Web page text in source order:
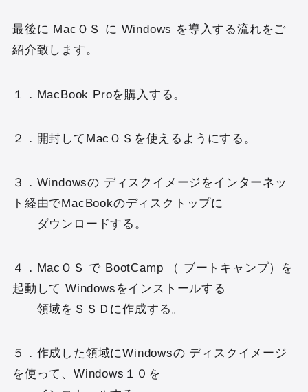
最後に MacＯＳ に Windows を導入する流れをご
紹介致します。
１．MacBook Proを購入する。
２．開封してMacＯＳを使えるようにする。
３．Windowsの ディスクイメージをインターネッ
ト経由でMacBookのディスクトップに
ダウンロードする。
４．MacＯＳ で BootCamp （ ブートキャンプ）を
起動して Windowsをインストールする
領域をＳＳＤに作成する。
５．作成した領域にWindowsの ディスクイメージ
を使って、Windows１０を